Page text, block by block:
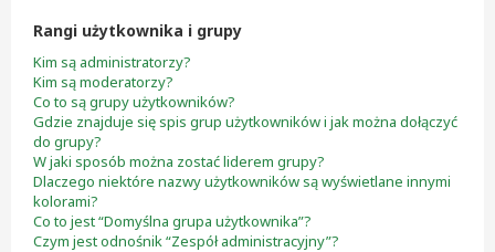
Rangi użytkownika i grupy
Kim są administratorzy?
Kim są moderatorzy?
Co to są grupy użytkowników?
Gdzie znajduje się spis grup użytkowników i jak można dołączyć
do grupy?
W jaki sposób można zostać liderem grupy?
Dlaczego niektóre nazwy użytkowników są wyświetlane innymi
kolorami?
Co to jest “Domyślna grupa użytkownika”?
Czym jest odnośnik “Zespół administracyjny”?